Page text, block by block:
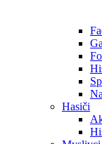
Hasiči